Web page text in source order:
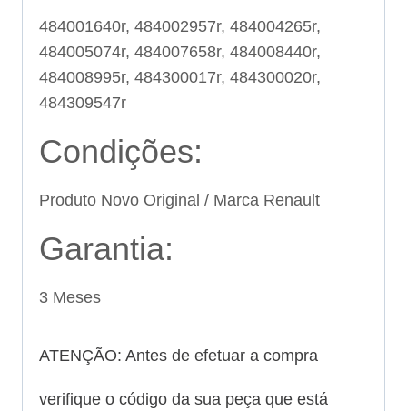
484001640r, 484002957r, 484004265r,
484005074r, 484007658r, 484008440r,
484008995r, 484300017r, 484300020r,
484309547r
Condições:
Produto Novo Original / Marca Renault
Garantia:
3 Meses
ATENÇÃO: Antes de efetuar a compra
verifique o código da sua peça que está